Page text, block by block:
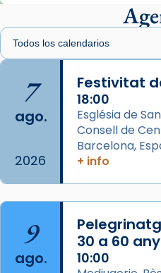
Arquebisbat de
2 weeks ago
Memòria de les
Semproniana, verges
Acompanyant la
partir de l’Edat
que les santes
Semproniana (“relatiu
eterna”) són deixebles
frare Joan Gaspar
que les santes són
Mataró en
...Ver más
Foto
7
ago.
2026
Festivitat
18:00
Església de
Consell de
Barcelona,
+ info
9
ago.
30 a 60
10:00